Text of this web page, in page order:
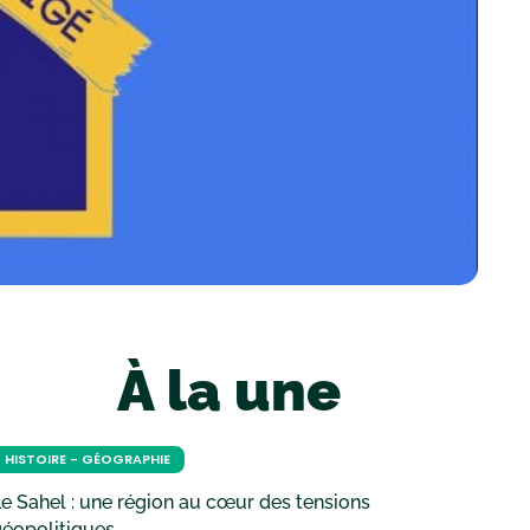
À la une
HISTOIRE - GÉOGRAPHIE
Sahel : une région au cœur des tensions